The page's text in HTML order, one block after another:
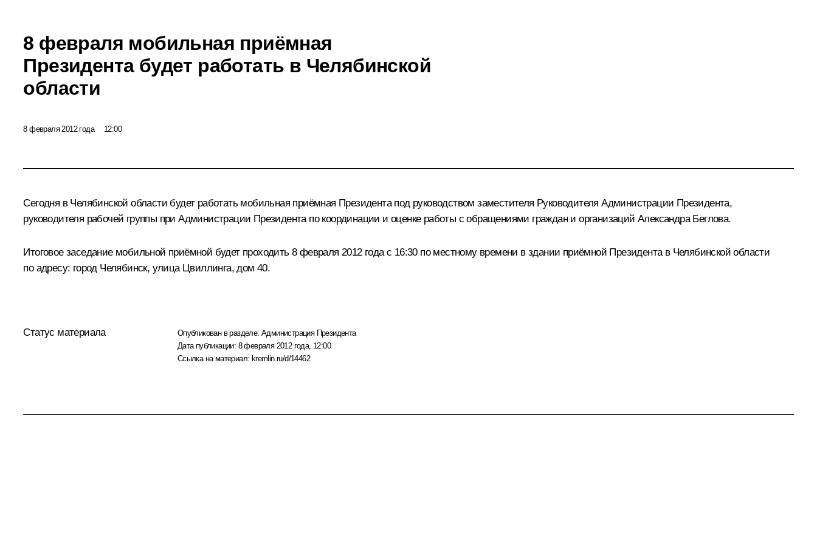
8 февраля мобильная приёмная
Президента будет работать в Челябинской
области
8 февраля 2012 года 12:00
Сегодня в Челябинской области будет работать мобильная приёмная Президента под руководством заместителя Руководителя Администрации Президента,
руководителя рабочей группы при Администрации Президента по координации и оценке работы с обращениями граждан и организаций Александра Беглова.
Итоговое заседание мобильной приёмной будет проходить 8 февраля 2012 года с 16:30 по местному времени в здании приёмной Президента в Челябинской области
по адресу: город Челябинск, улица Цвиллинга, дом 40.
Статус материала Опубликован в разделе:Администрация Президента
Дата публикации: 8 февраля 2012 года, 12:00
Ссылка на материал: kremlin.ru/d/14462